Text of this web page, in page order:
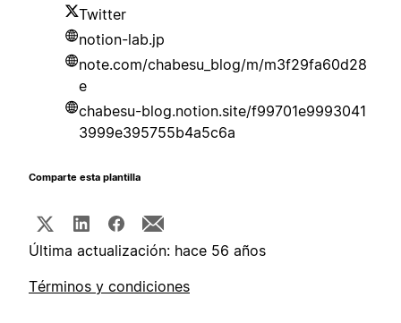
Twitter
notion-lab.jp
note.com/chabesu_blog/m/m3f29fa60d28
e
chabesu-blog.notion.site/f99701e9993041
3999e395755b4a5c6a
Comparte esta plantilla
Última actualización: hace 56 años
Términos y condiciones